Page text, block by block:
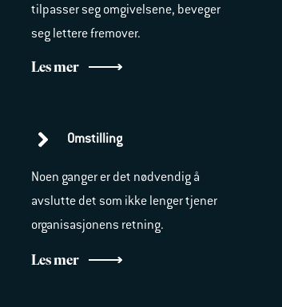
tilpasser seg omgivelsene, beveger
seg lettere fremover.
Les mer
Omstilling
Noen ganger er det nødvendig å
avslutte det som ikke lenger tjener
organisasjonens retning.
Les mer